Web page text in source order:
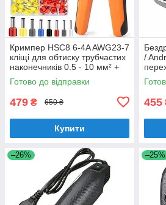
Кримпер HSC8 6-4A AWG23-7
кліщі для обтиску трубчастих
наконечників 0.5 - 10 мм² +
1200 гільз
Готово до відправки
479 ₴ 650 ₴
Купити
/
455
–26% –25%